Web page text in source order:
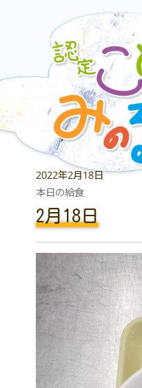
2022年2月18日
本日の給食
2月18日